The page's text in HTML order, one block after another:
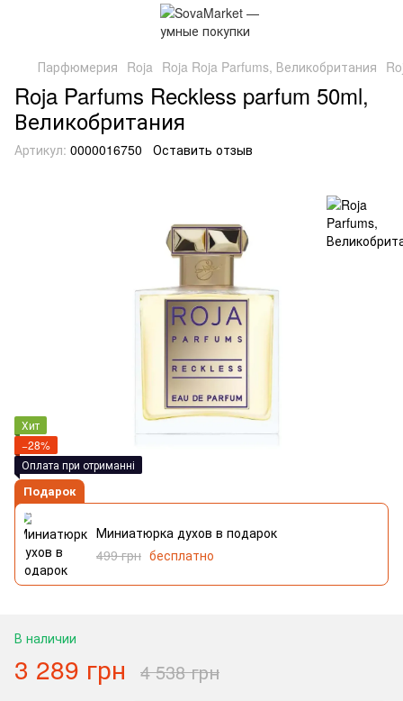
Парфюмерия Roja Roja Roja Parfums, Великобритания
Roja Parfums Reckless parfum 50ml,
Великобритания
Артикул: 0000016750 Оставить отзыв
Хит
−28%
Оплата при отриманні
Подарок
Миниатюрка духов в подарок
499 грн бесплатно
В наличии
3 289 грн 4 538 грн